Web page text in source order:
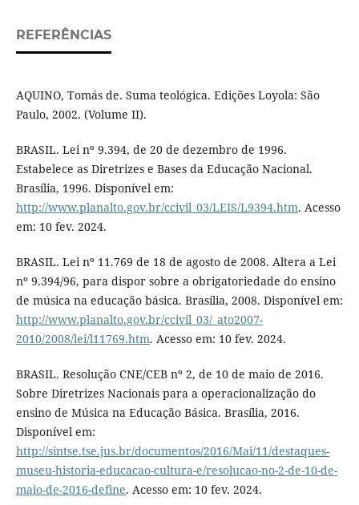
REFERÊNCIAS
AQUINO, Tomás de. Suma teológica. Edições Loyola: São
Paulo, 2002. (Volume II).
BRASIL. Lei nº 9.394, de 20 de dezembro de 1996.
Estabelece as Diretrizes e Bases da Educação Nacional.
Brasília, 1996. Disponível em:
http://www.planalto.gov.br/ccivil_03/LEIS/L9394.htm. Acesso
em: 10 fev. 2024.
BRASIL. Lei nº 11.769 de 18 de agosto de 2008. Altera a Lei
nº 9.394/96, para dispor sobre a obrigatoriedade do ensino
de música na educação básica. Brasília, 2008. Disponível em:
http://www.planalto.gov.br/ccivil_03/_ato2007-
2010/2008/lei/l11769.htm. Acesso em: 10 fev. 2024.
BRASIL. Resolução CNE/CEB nº 2, de 10 de maio de 2016.
Sobre Diretrizes Nacionais para a operacionalização do
ensino de Música na Educação Básica. Brasília, 2016.
Disponível em:
http://sintse.tse.jus.br/documentos/2016/Mai/11/destaques-
museu-historia-educacao-cultura-e/resolucao-no-2-de-10-de-
maio-de-2016-define. Acesso em: 10 fev. 2024.